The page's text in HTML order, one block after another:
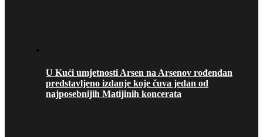
U Kući umjetnosti Arsen na Arsenov rođendan
predstavljeno izdanje koje čuva jedan od
najposebnijih Matijinih koncerata